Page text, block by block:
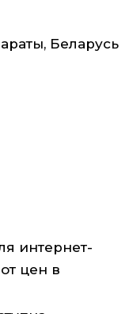
Беларусь
интернет-
цен в